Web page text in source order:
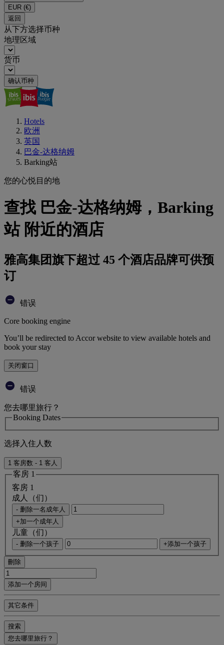
EUR (€)
返回
从下方选择币种
地理区域
货币
确认币种
Hotels
欧洲
英国
巴金-达格纳姆
Barking站
您的心悦目的地
查找 巴金-达格纳姆，Barking
站 附近的酒店
雅高集团旗下超过 45 个酒店品牌可供预
订
错误
Core booking engine
You’ll be redirected to Accor website to view available hotels and
book your stay
关闭窗口
错误
您去哪里旅行？
Booking Dates
选择入住人数
1 客房数 - 1 客人
客房 1
客房 1
成人（们）
- 删除一名成年人
+加一个成年人
儿童（们）
- 删除一个孩子 +添加一个孩子
刪除
添加一个房间
其它条件
搜索
您去哪里旅行？